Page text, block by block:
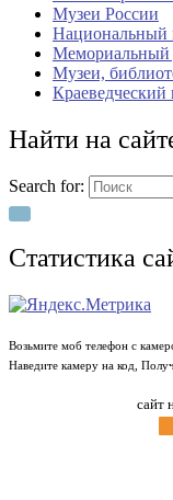
Музеи России
Национальный
Мемориальный
Музеи,
Найти на
Search for:
Статистика
Возьмите моб телефон с
Наведите камеру на код,
сайт